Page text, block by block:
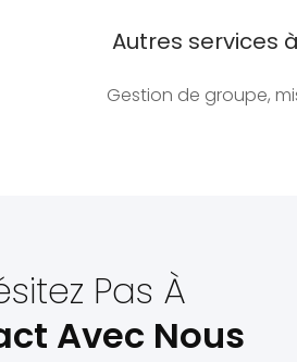
Autres services
Gestion de groupe,
Pas À
Avec Nous